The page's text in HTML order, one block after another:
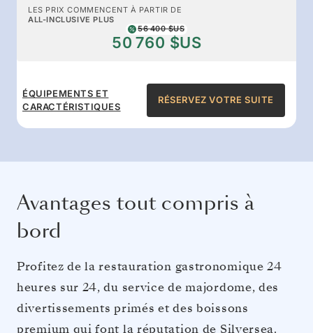
LES PRIX COMMENCENT À PARTIR DE
ALL-INCLUSIVE PLUS
56 400 $US
50 760 $US
ÉQUIPEMENTS ET
CARACTÉRISTIQUES
RÉSERVEZ VOTRE SUITE
Avantages tout compris à
bord
Profitez de la restauration gastronomique 24
heures sur 24, du service de majordome, des
divertissements primés et des boissons
premium qui font la réputation de Silversea.